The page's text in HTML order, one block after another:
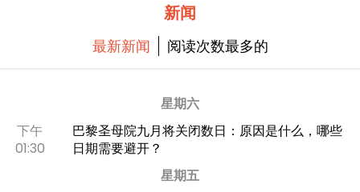
新闻
最新新闻 阅读次数最多的
星期六
下午
01:30
巴黎圣母院九月将关闭数日：原因是什么，哪些
日期需要避开？
星期五